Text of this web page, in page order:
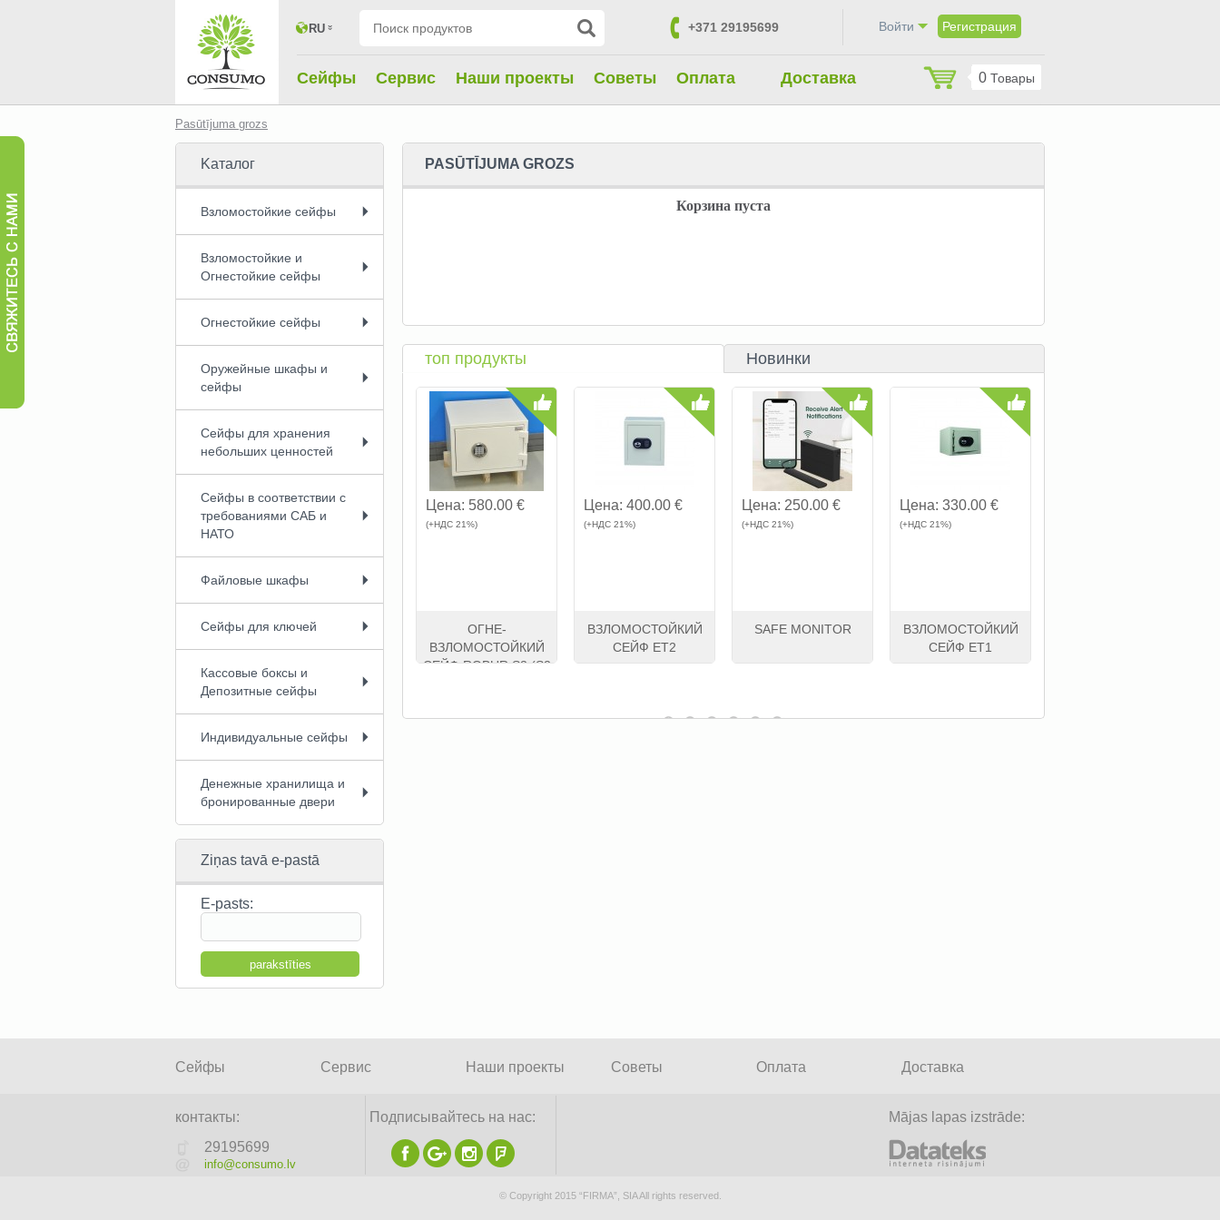
RU +371 29195699 Bойти Регистрация
Сейфы Cервис Hаши проекты Советы Oплата Доставка 0 Товары
Pasūtījuma grozs
Kаталог
Взломостойкие сейфы
Взломостойкие и
Огнестойкие сейфы
Огнестойкие сейфы
Оружейные шкафы и
сейфы
Сейфы для хранения
небольших ценностей
Сейфы в соответствии с
требованиями CAБ и
НАТО
Файловые шкафы
Сейфы для ключей
Кассовые боксы и
Депозитные сейфы
Индивидуальные сейфы
Денежные хранилища и
бронированные двери
Ziņas tavā e-pastā
E-pasts:
PASŪTĪJUMA GROZS
Корзина пуста
топ продукты Новинки
Цена: 580.00 €
(+НДС 21%)
ОГНЕ-
ВЗЛОМОСТОЙКИЙ
СЕЙФ ROBUR S2 (S2
Цена: 400.00 €
(+НДС 21%)
ВЗЛОМОСТОЙКИЙ
СЕЙФ ET2
Цена: 250.00 €
(+НДС 21%)
SAFE MONITOR
Цена: 330.00 €
(+НДС 21%)
ВЗЛОМОСТОЙКИЙ
СЕЙФ ET1
Сейфы Cервис Hаши проекты Советы Oплата Доставка
контакты:
29195699
info@consumo.lv
Подписывайтесь на нас: Mājas lapas izstrāde:
© Copyright 2015 “FIRMA”, SIA All rights reserved.